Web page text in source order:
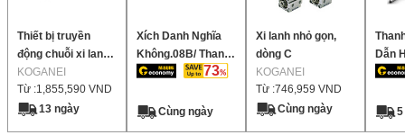
Thiết bị truyền
động chuỗi xi lanh
sáng xi lanh tốc độ
thấp
KOGANEI
Từ :1,855,590 VND
13 ngày
Xích Danh Nghĩa
Không.08B/ Thanh
Truyền chung73
Cùng ngày
Xi lanh nhỏ gọn,
dòng C
KOGANEI
Từ :746,959 VND
Cùng ngày
Dẫn
nhỏ